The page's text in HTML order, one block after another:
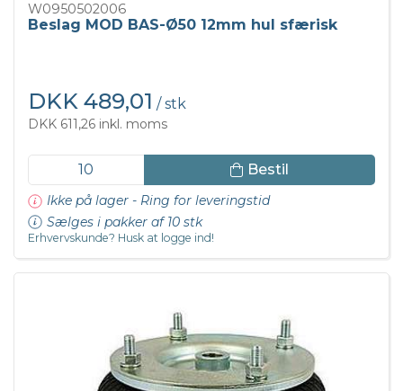
W0950502006
Beslag MOD BAS-Ø50 12mm hul sfærisk
DKK 489,01 / stk
DKK 611,26 inkl. moms
Bestil
Ikke på lager - Ring for leveringstid
Sælges i pakker af 10 stk
Erhvervskunde? Husk at logge ind!